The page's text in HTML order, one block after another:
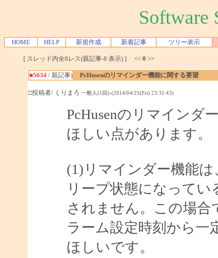
Software
HOME HELP 新規作成 新着記事 ツリー表示
[ スレッド内全8レス(親記事-8 表示) ] << 0 >>
■5634/ 親記事) PcHusenのリマインダー機能に関する要望
□投稿者/ くりまろ 一般人(1回)-(2014/04/25(Fri) 23:31:43)
PcHusenのリマインダ
ほしい点があります。
(1)リマインダー機能
リープ状態になって
されません。この場
ラーム設定時刻から一
ほしいです。